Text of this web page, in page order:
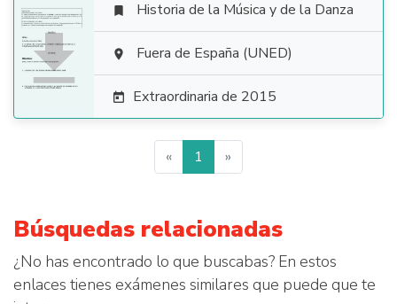

 Historia de la Música y de la Danza
 Fuera de España (UNED)
 Extraordinaria de 2015
« 1 »
Búsquedas relacionadas
¿No has encontrado lo que buscabas? En estos
enlaces tienes exámenes similares que puede que te